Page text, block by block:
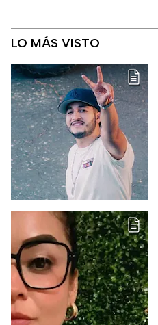
LO MÁS VISTO